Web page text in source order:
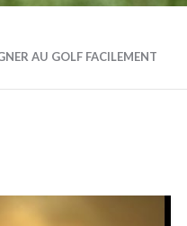
AU GOLF FACILEMENT